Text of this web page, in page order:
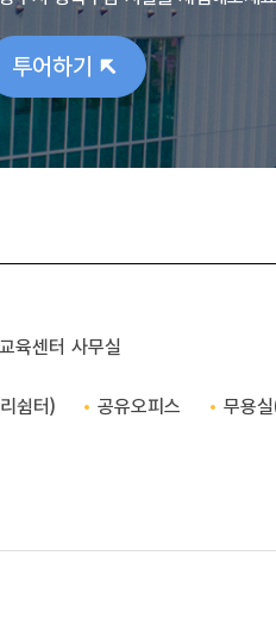
투어하기
육센터 사무실
쉼터) 공유오피스 무용